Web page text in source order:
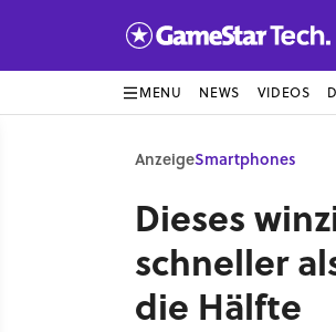
MENU NEWS VIDEOS
AnzeigeSmartphones
Dieses
schneller
die Hälfte